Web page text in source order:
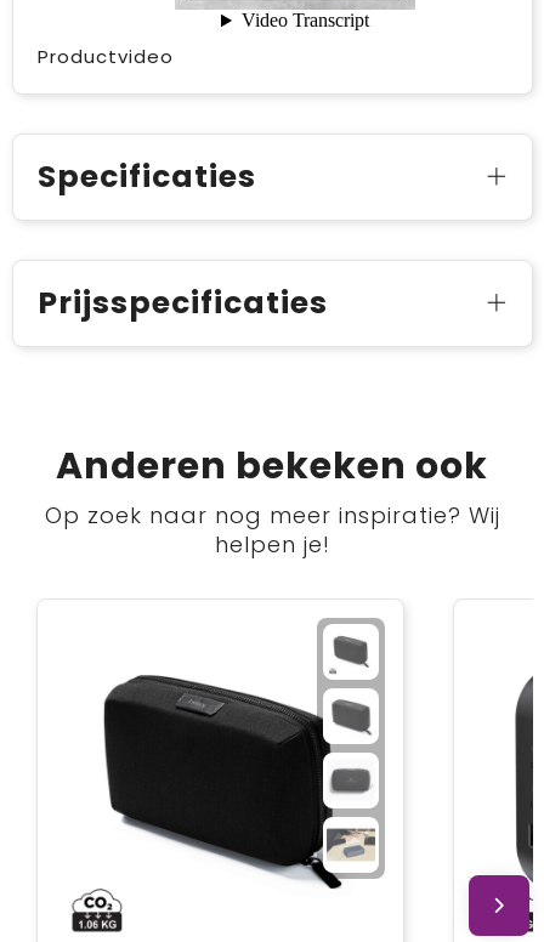
Productvideo
Specificaties
Prijsspecificaties
Anderen bekeken ook
Op zoek naar nog meer inspiratie? Wij
helpen je!